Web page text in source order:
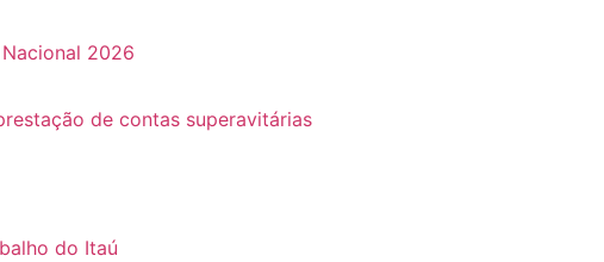
2026
de contas superavitárias
do Itaú